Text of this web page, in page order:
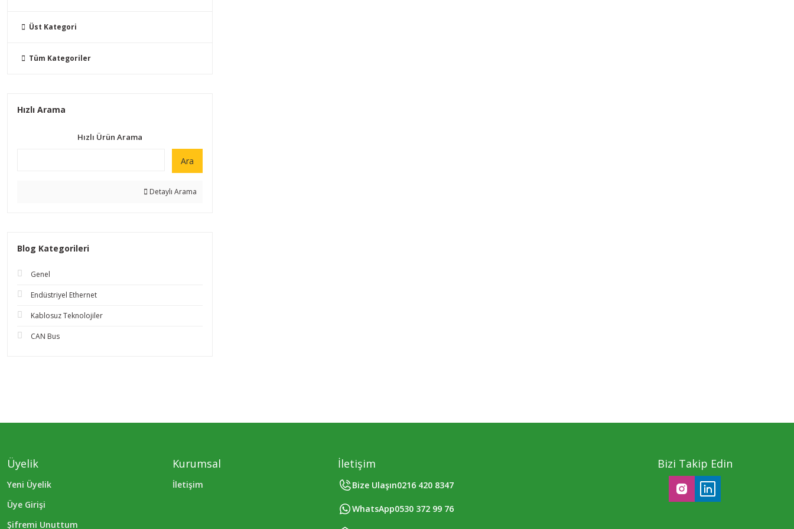
Üst Kategori
Tüm Kategoriler
Hızlı Arama
Hızlı Ürün Arama
Ara
Detaylı Arama
Blog Kategorileri
Genel
Endüstriyel Ethernet
Kablosuz Teknolojiler
CAN Bus
Üyelik
Yeni Üyelik
Üye Girişi
Şifremi Unuttum
Kurumsal
İletişim
İletişim
Bize Ulaşın0216 420 8347
WhatsApp0530 372 99 76
Bizi Takip Edin